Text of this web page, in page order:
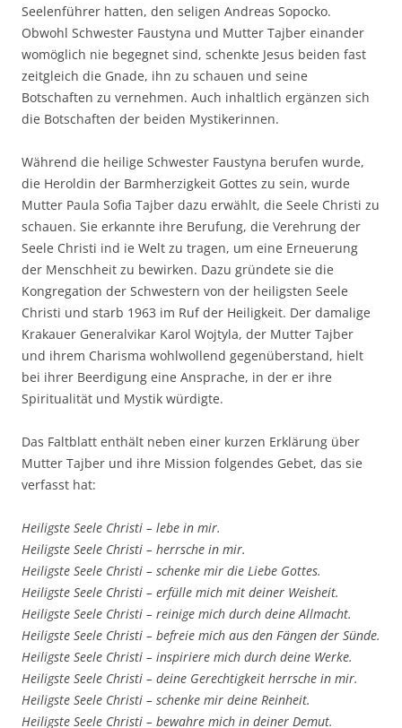
Seelenführer hatten, den seligen Andreas Sopocko.
Obwohl Schwester Faustyna und Mutter Tajber einander
womöglich nie begegnet sind, schenkte Jesus beiden fast
zeitgleich die Gnade, ihn zu schauen und seine
Botschaften zu vernehmen. Auch inhaltlich ergänzen sich
die Botschaften der beiden Mystikerinnen.
Während die heilige Schwester Faustyna berufen wurde,
die Heroldin der Barmherzigkeit Gottes zu sein, wurde
Mutter Paula Sofia Tajber dazu erwählt, die Seele Christi zu
schauen. Sie erkannte ihre Berufung, die Verehrung der
Seele Christi ind ie Welt zu tragen, um eine Erneuerung
der Menschheit zu bewirken. Dazu gründete sie die
Kongregation der Schwestern von der heiligsten Seele
Christi und starb 1963 im Ruf der Heiligkeit. Der damalige
Krakauer Generalvikar Karol Wojtyla, der Mutter Tajber
und ihrem Charisma wohlwollend gegenüberstand, hielt
bei ihrer Beerdigung eine Ansprache, in der er ihre
Spiritualität und Mystik würdigte.
Das Faltblatt enthält neben einer kurzen Erklärung über
Mutter Tajber und ihre Mission folgendes Gebet, das sie
verfasst hat:
Heiligste Seele Christi – lebe in mir.
Heiligste Seele Christi – herrsche in mir.
Heiligste Seele Christi – schenke mir die Liebe Gottes.
Heiligste Seele Christi – erfülle mich mit deiner Weisheit.
Heiligste Seele Christi – reinige mich durch deine Allmacht.
Heiligste Seele Christi – befreie mich aus den Fängen der Sünde.
Heiligste Seele Christi – inspiriere mich durch deine Werke.
Heiligste Seele Christi – deine Gerechtigkeit herrsche in mir.
Heiligste Seele Christi – schenke mir deine Reinheit.
Heiligste Seele Christi – bewahre mich in deiner Demut.